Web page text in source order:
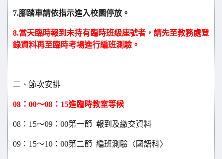
7.腳踏車請依指示進入校園停放。
8.當天臨時報到未持有臨時班級座號者，請先至教務處登
錄資料再至臨時考場進行編班測驗。
二、節次安排
08 ：00～08：15進臨時教室等候
08 ：15～09：00第一節 報到及繳交資料
09 ：15～10：00第二節 編班測驗〈國語科〉